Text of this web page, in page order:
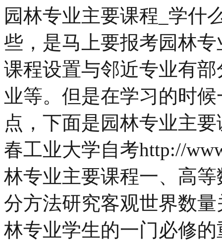
园林专业主要课程_学什
些，是马上要报考园林
课程设置与邻近专业有
业等。但是在学习的时
点，下面是园林专业主
春工业大学自考http://
林专业主要课程一、高
分方法研究客观世界数
林专业学生的一门必修